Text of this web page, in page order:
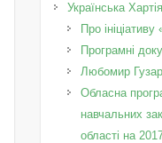
Українська
Про
Програмні
Любомир Гузар
Обласна
навчальних
області на